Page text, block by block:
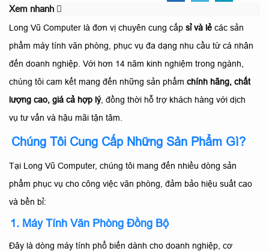
Xem nhanh
Long Vũ Computer là đơn vị chuyên cung cấp sỉ và lẻ các sản
phẩm máy tính văn phòng, phục vụ đa dạng nhu cầu từ cá nhân
đến doanh nghiệp. Với hơn 14 năm kinh nghiệm trong ngành,
chúng tôi cam kết mang đến những sản phẩm chính hãng, chất
lượng cao, giá cả hợp lý, đồng thời hỗ trợ khách hàng với dịch
vụ tư vấn và hậu mãi tận tâm.
Chúng Tôi Cung Cấp Những Sản Phẩm Gì?
Tại Long Vũ Computer, chúng tôi mang đến nhiều dòng sản
phẩm phục vụ cho công việc văn phòng, đảm bảo hiệu suất cao
và bền bỉ:
1. Máy Tính Văn Phòng Đồng Bộ
Đây là dòng máy tính phổ biến dành cho doanh nghiệp, cơ